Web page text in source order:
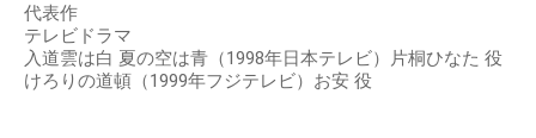
代表作
テレビドラマ
入道雲は白 夏の空は青（1998年日本テレビ）片桐ひなた 役
けろりの道頓（1999年フジテレビ）お安 役